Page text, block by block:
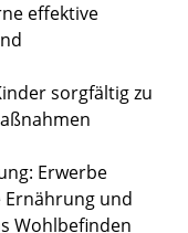
effektive
sorgfältig zu
Erwerbe
und
Wohlbefinden